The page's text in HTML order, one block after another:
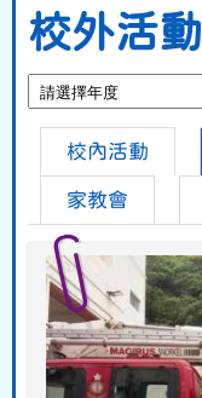
校外活動
校內活動
家教會